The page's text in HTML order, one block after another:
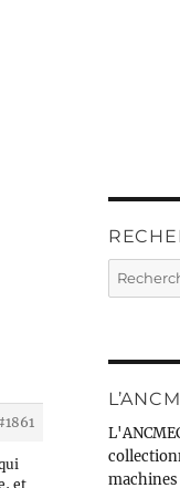
et
Recherche
pour :
machines